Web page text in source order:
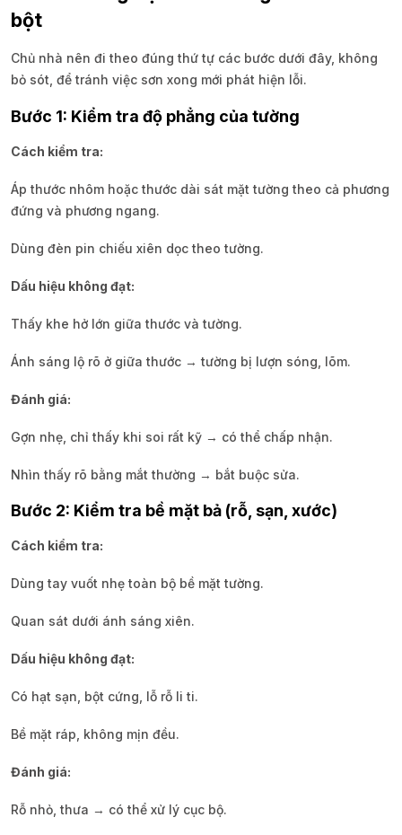
bột
Chủ nhà nên đi theo đúng thứ tự các bước dưới đây, không
bỏ sót, để tránh việc sơn xong mới phát hiện lỗi.
Bước 1: Kiểm tra độ phẳng của tường
Cách kiểm tra:
Áp thước nhôm hoặc thước dài sát mặt tường theo cả phương
đứng và phương ngang.
Dùng đèn pin chiếu xiên dọc theo tường.
Dấu hiệu không đạt:
Thấy khe hở lớn giữa thước và tường.
Ánh sáng lộ rõ ở giữa thước → tường bị lượn sóng, lõm.
Đánh giá:
Gợn nhẹ, chỉ thấy khi soi rất kỹ → có thể chấp nhận.
Nhìn thấy rõ bằng mắt thường → bắt buộc sửa.
Bước 2: Kiểm tra bề mặt bả (rỗ, sạn, xước)
Cách kiểm tra:
Dùng tay vuốt nhẹ toàn bộ bề mặt tường.
Quan sát dưới ánh sáng xiên.
Dấu hiệu không đạt:
Có hạt sạn, bột cứng, lỗ rỗ li ti.
Bề mặt ráp, không mịn đều.
Đánh giá:
Rỗ nhỏ, thưa → có thể xử lý cục bộ.